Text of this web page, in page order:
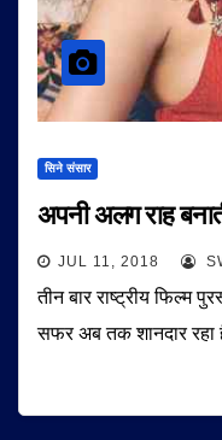
सिने संसार
अपनी अलग राह
JUL 11, 2018
तीन बार राष्ट्रीय फिल्म
सफर अब तक शानदार